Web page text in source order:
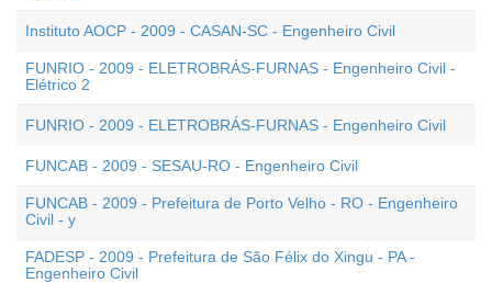
Instituto AOCP - 2009 - CASAN-SC - Engenheiro Civil
FUNRIO - 2009 - ELETROBRÁS-FURNAS - Engenheiro Civil -
Elétrico 2
FUNRIO - 2009 - ELETROBRÁS-FURNAS - Engenheiro Civil
FUNCAB - 2009 - SESAU-RO - Engenheiro Civil
FUNCAB - 2009 - Prefeitura de Porto Velho - RO - Engenheiro
Civil - y
FADESP - 2009 - Prefeitura de São Félix do Xingu - PA -
Engenheiro Civil